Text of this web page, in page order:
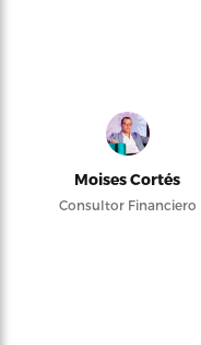
Moises Cortés
Consultor Financiero